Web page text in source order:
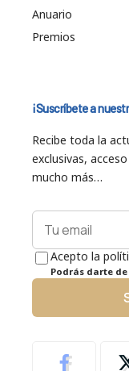
Anuario
Premios
¡Suscríbete a
Recibe toda la
exclusivas,
mucho más…
Acepto la
Podrás darte